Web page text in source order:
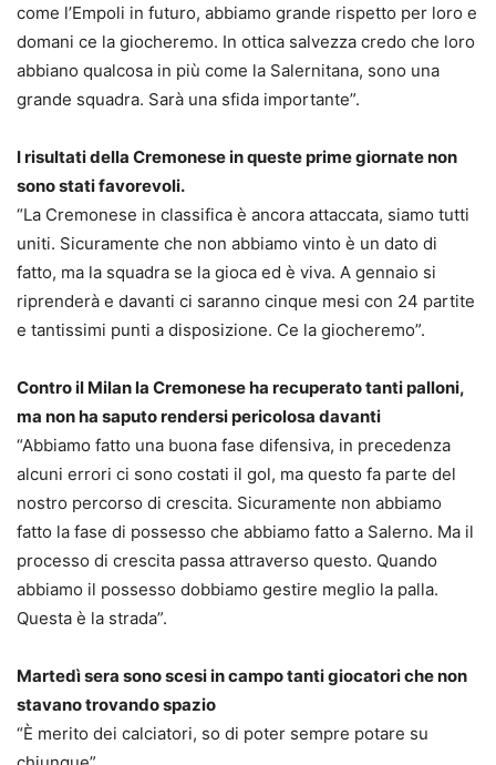
come l’Empoli in futuro, abbiamo grande rispetto per loro e
domani ce la giocheremo. In ottica salvezza credo che loro
abbiano qualcosa in più come la Salernitana, sono una
grande squadra. Sarà una sfida importante”.
I risultati della Cremonese in queste prime giornate non
sono stati favorevoli.
“La Cremonese in classifica è ancora attaccata, siamo tutti
uniti. Sicuramente che non abbiamo vinto è un dato di
fatto, ma la squadra se la gioca ed è viva. A gennaio si
riprenderà e davanti ci saranno cinque mesi con 24 partite
e tantissimi punti a disposizione. Ce la giocheremo”.
Contro il Milan la Cremonese ha recuperato tanti palloni,
ma non ha saputo rendersi pericolosa davanti
“Abbiamo fatto una buona fase difensiva, in precedenza
alcuni errori ci sono costati il gol, ma questo fa parte del
nostro percorso di crescita. Sicuramente non abbiamo
fatto la fase di possesso che abbiamo fatto a Salerno. Ma il
processo di crescita passa attraverso questo. Quando
abbiamo il possesso dobbiamo gestire meglio la palla.
Questa è la strada”.
Martedì sera sono scesi in campo tanti giocatori che non
stavano trovando spazio
“È merito dei calciatori, so di poter sempre potare su